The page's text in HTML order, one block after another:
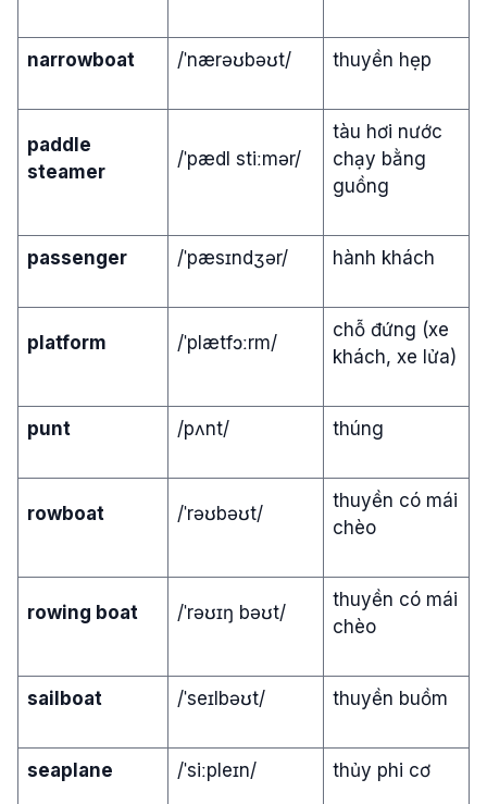
narrowboat /ˈnærəʊbəʊt/ thuyền hẹp
paddle
steamer
/ˈpædl stiːmər/
tàu hơi nước
chạy bằng
guồng
passenger /ˈpæsɪndʒər/ hành khách
platform /ˈplætfɔːrm/
chỗ đứng (xe
khách, xe lửa)
punt /pʌnt/ thúng
rowboat /ˈrəʊbəʊt/
thuyền có mái
chèo
rowing boat /ˈrəʊɪŋ bəʊt/
thuyền có mái
chèo
sailboat /ˈseɪlbəʊt/ thuyền buồm
seaplane /ˈsiːpleɪn/ thủy phi cơ